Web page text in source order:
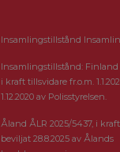
Insamlingstillstånd
Insamlingstillstånd: Finland
i kraft tillsvidare fr.o.m.
1.12.2020 av Polisstyrelsen.
Åland ÅLR 2025/5437, i kraft
beviljat 28.8.2025 av Ålands